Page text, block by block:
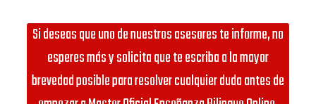
Si deseas que uno de nuestros asesores te informe, no
esperes más y solicita que te escriba a la mayor
brevedad posible para resolver cualquier duda antes de